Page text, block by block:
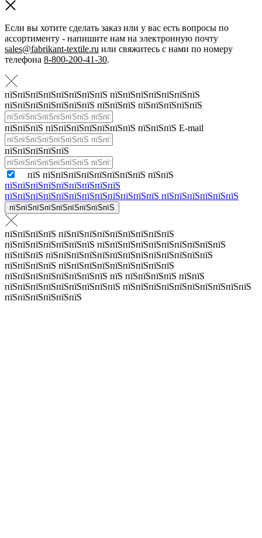
Если вы хотите сделать заказ или у вас есть вопросы по
ассортименту - напишите нам на электронную почту
sales@fabrikant-textile.ru или свяжитесь с нами по номеру
телефона 8-800-200-41-30.
пїЅпїЅпїЅпїЅпїЅпїЅпїЅпїЅ пїЅпїЅпїЅпїЅпїЅпїЅпїЅ
пїЅпїЅпїЅпїЅпїЅпїЅпїЅ пїЅпїЅпїЅ пїЅпїЅпїЅпїЅпїЅ
пїЅпїЅпїЅ пїЅпїЅпїЅпїЅпїЅпїЅпїЅ пїЅпїЅпїЅ E-mail
пїЅпїЅпїЅпїЅпїЅ
пїЅ пїЅпїЅпїЅпїЅпїЅпїЅпїЅпїЅ пїЅпїЅ
пїЅпїЅпїЅпїЅпїЅпїЅпїЅпїЅпїЅ
пїЅпїЅпїЅпїЅпїЅпїЅпїЅпїЅпїЅпїЅпїЅпїЅ пїЅпїЅпїЅпїЅпїЅпїЅ
пїЅпїЅпїЅпїЅпїЅпїЅпїЅпїЅпїЅ
пїЅпїЅпїЅпїЅ пїЅпїЅпїЅпїЅпїЅпїЅпїЅпїЅпїЅ
пїЅпїЅпїЅпїЅпїЅпїЅпїЅ пїЅпїЅпїЅпїЅпїЅпїЅпїЅпїЅпїЅпїЅ
пїЅпїЅпїЅ пїЅпїЅпїЅпїЅпїЅпїЅпїЅпїЅпїЅпїЅпїЅпїЅпїЅ
пїЅпїЅпїЅпїЅ пїЅпїЅпїЅпїЅпїЅпїЅпїЅпїЅпїЅ
пїЅпїЅпїЅпїЅпїЅпїЅпїЅпїЅ пїЅ пїЅпїЅпїЅпїЅ пїЅпїЅ
пїЅпїЅпїЅпїЅпїЅпїЅпїЅпїЅпїЅ пїЅпїЅпїЅпїЅпїЅпїЅпїЅпїЅпїЅпїЅ
пїЅпїЅпїЅпїЅпїЅпїЅ